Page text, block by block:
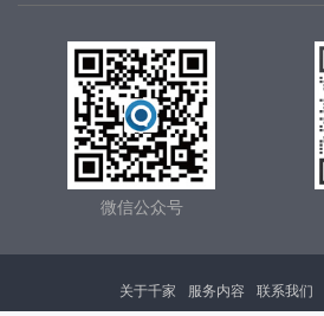
方快3
微信公众号
关于千家 服务内容 联系我们